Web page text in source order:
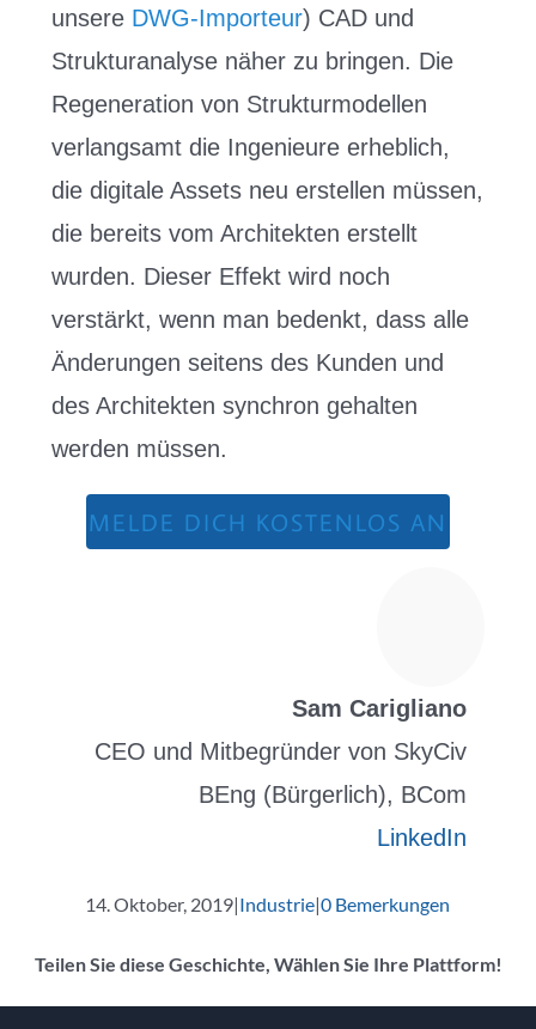
unsere DWG-Importeur) CAD und
Strukturanalyse näher zu bringen. Die
Regeneration von Strukturmodellen
verlangsamt die Ingenieure erheblich,
die digitale Assets neu erstellen müssen,
die bereits vom Architekten erstellt
wurden. Dieser Effekt wird noch
verstärkt, wenn man bedenkt, dass alle
Änderungen seitens des Kunden und
des Architekten synchron gehalten
werden müssen.
MELDE DICH KOSTENLOS AN
Sam Carigliano
CEO und Mitbegründer von SkyCiv
BEng (Bürgerlich), BCom
LinkedIn
14. Oktober, 2019|Industrie|0 Bemerkungen
Teilen Sie diese Geschichte, Wählen Sie Ihre Plattform!